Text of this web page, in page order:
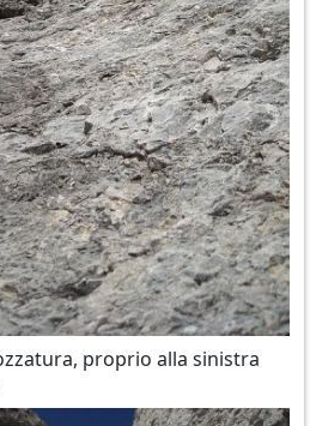
proprio alla sinistra